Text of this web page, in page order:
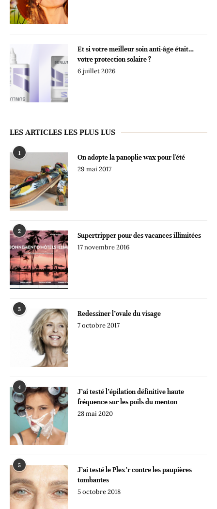
Et si votre meilleur soin anti-âge était…
votre protection solaire ?
6 juillet 2026
LES ARTICLES LES PLUS LUS
1
On adopte la panoplie wax pour l'été
29 mai 2017
2
Supertripper pour des vacances illimitées
17 novembre 2016
3
Redessiner l’ovale du visage
7 octobre 2017
4
J’ai testé l’épilation définitive haute
fréquence sur les poils du menton
28 mai 2020
5
J’ai testé le Plex’r contre les paupières
tombantes
5 octobre 2018